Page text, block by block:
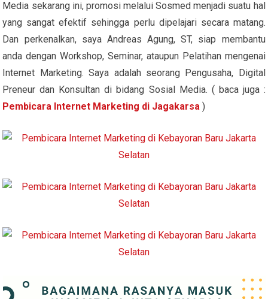
Media sekarang ini, promosi melalui Sosmed menjadi suatu hal
yang sangat efektif sehingga perlu dipelajari secara matang.
Dan perkenalkan, saya Andreas Agung, ST, siap membantu
anda dengan Workshop, Seminar, ataupun Pelatihan mengenai
Internet Marketing. Saya adalah seorang Pengusaha, Digital
Preneur dan Konsultan di bidang Sosial Media. ( baca juga :
Pembicara Internet Marketing di Jagakarsa )